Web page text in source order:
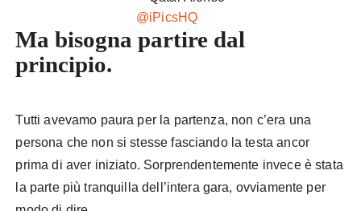
@iPicsHQ
Ma bisogna partire dal
principio.
Tutti avevamo paura per la partenza, non c’era una
persona che non si stesse fasciando la testa ancor
prima di aver iniziato. Sorprendentemente invece è stata
la parte più tranquilla dell’intera gara, ovviamente per